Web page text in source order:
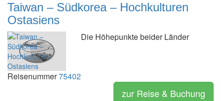
Taiwan – Südkorea – Hochkulturen
Ostasiens
Die Höhepunkte beider Länder
Reisenummer75402
zur Reise & Buchung